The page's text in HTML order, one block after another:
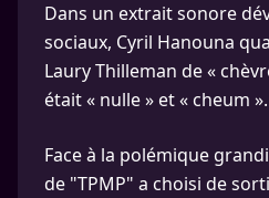
Dans un extrait sonore
sociaux, Cyril Hanouna
Laury Thilleman de «
était « nulle » et « cheum ».
Face à la polémique
de "TPMP" a choisi de